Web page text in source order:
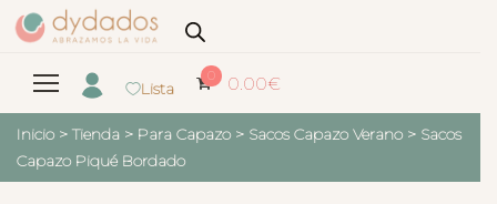
Lista
0 0.00€
Inicio > Tienda > Para Capazo > Sacos Capazo Verano > Sacos
Capazo Piqué Bordado